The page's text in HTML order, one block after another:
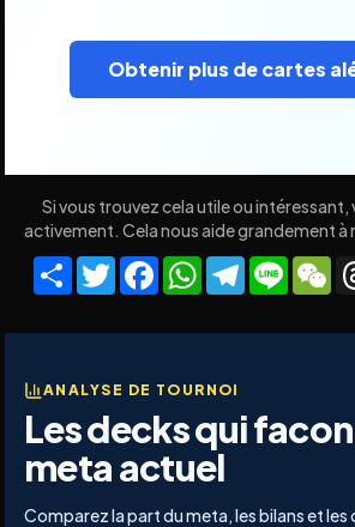
Obtenir plus de cartes
Si vous trouvez cela utile ou intéressant,
activement. Cela nous aide grandement à
ShareTwitterFacebookWhatsApp
Telegram
Line
ANALYSE DE TOURNOI
Les decks qui
meta actuel
Comparez la part du meta, les bilans et